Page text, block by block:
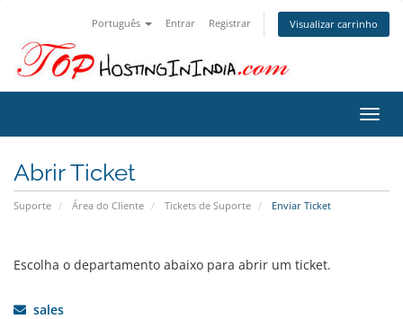
Português Entrar Registrar Visualizar carrinho
Abrir Ticket
Suporte Área do Cliente Tickets de Suporte Enviar Ticket
Escolha o departamento abaixo para abrir um ticket.
sales